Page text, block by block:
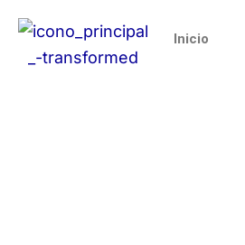
contenido
Inicio